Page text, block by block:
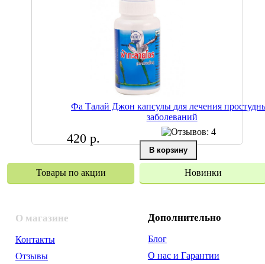
Фа Талай Джон капсулы для лечения
заболеваний
420 р.
Товары по акции Новинки
О магазине
Контакты
Отзывы
Дополнительно
Блог
О нас и Гарантии